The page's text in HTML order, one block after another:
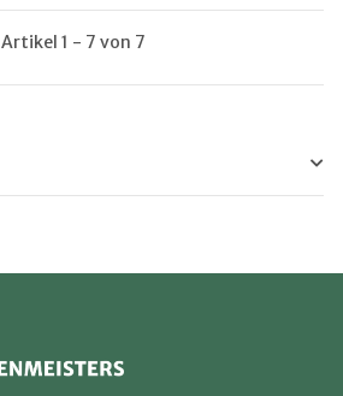
Artikel 1 - 7 von 7